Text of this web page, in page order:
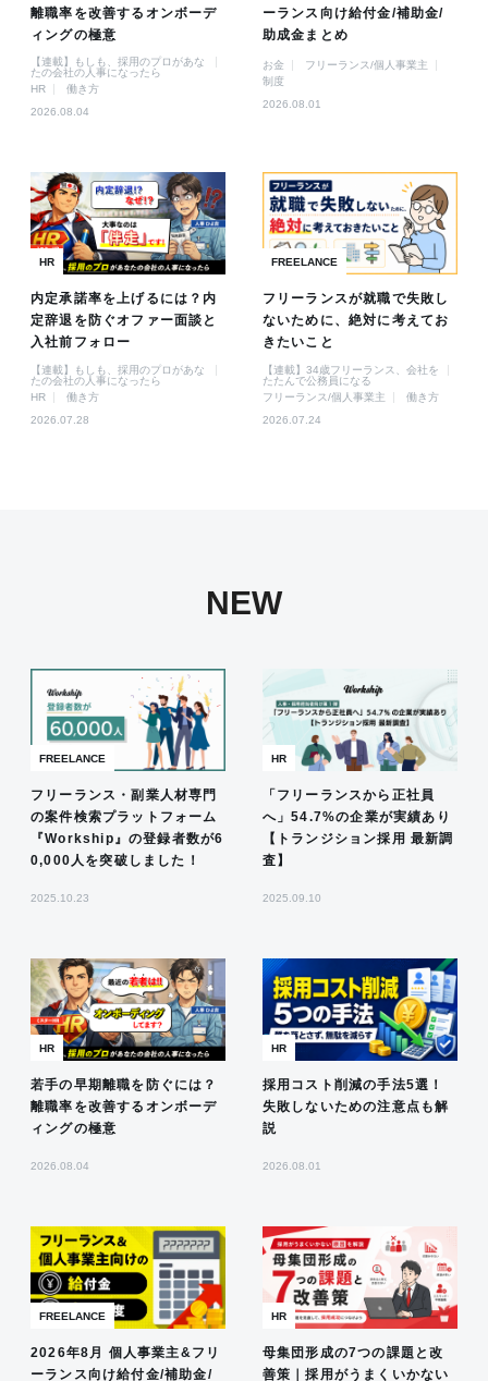
離職率を改善するオンボーデ
ィングの極意
【連載】もしも、採用のプロがあな
たの会社の人事になったら
HR
働き方
2026.08.04
ーランス向け給付金/補助金/
助成金まとめ
お金
フリーランス/個人事業主
制度
2026.08.01
HR
内定承諾率を上げるには？内
定辞退を防ぐオファー面談と
入社前フォロー
【連載】もしも、採用のプロがあな
たの会社の人事になったら
HR
働き方
2026.07.28
FREELANCE
フリーランスが就職で失敗し
ないために、絶対に考えてお
きたいこと
【連載】34歳フリーランス、会社を
たたんで公務員になる
フリーランス/個人事業主
働き方
2026.07.24
NEW
FREELANCE
フリーランス・副業人材専門
の案件検索プラットフォーム
『Workship』の登録者数が6
0,000人を突破しました！
2025.10.23
HR
「フリーランスから正社員
へ」54.7%の企業が実績あり
【トランジション採用 最新調
査】
2025.09.10
HR
若手の早期離職を防ぐには？
離職率を改善するオンボーデ
ィングの極意
2026.08.04
HR
採用コスト削減の手法5選！
失敗しないための注意点も解
説
2026.08.01
FREELANCE
2026年8月 個人事業主&フリ
ーランス向け給付金/補助金/
HR
母集団形成の7つの課題と改
善策｜採用がうまくいかない